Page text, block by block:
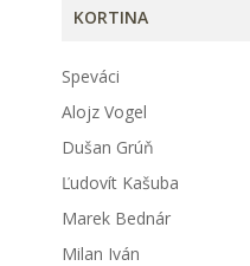
KORTINA
Speváci
Alojz Vogel
Dušan Grúň
Ľudovít Kašuba
Marek Bednár
Milan Iván